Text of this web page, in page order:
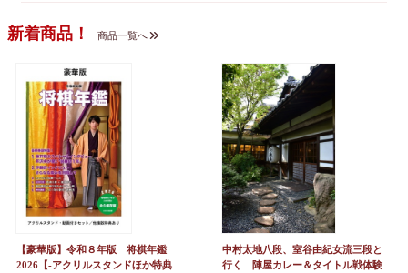
新着商品！ 商品一覧へ
【豪華版】令和８年版 将棋年鑑
2026【-アクリルスタンドほか特典
中村太地八段、室谷由紀女流三段と
行く 陣屋カレー＆タイトル戦体験